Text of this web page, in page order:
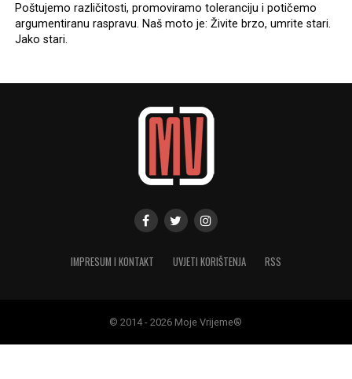
Poštujemo različitosti, promoviramo toleranciju i potičemo
argumentiranu raspravu. Naš moto je: Živite brzo, umrite stari.
Jako stari.
IMPRESUM I KONTAKT UVJETI KORIŠTENJA RSS
© 2014 - 2026 Moje Vrijeme®